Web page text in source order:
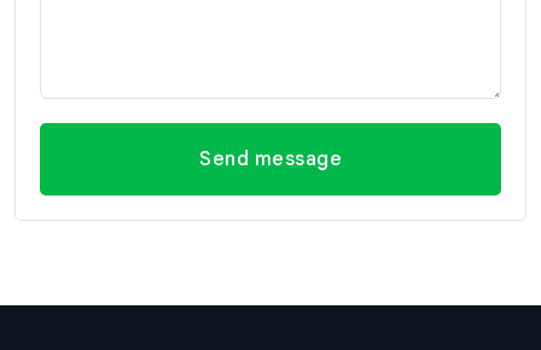
Send message